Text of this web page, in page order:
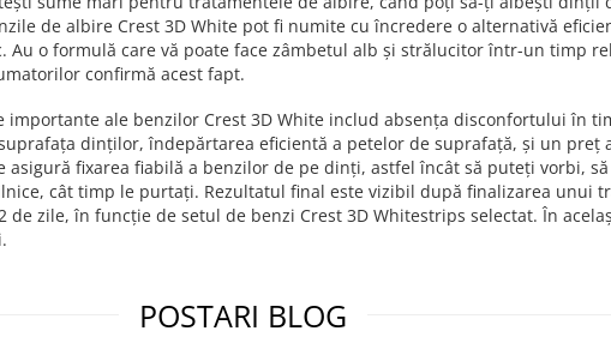
de albire Crest 3D White pot fi numite cu încredere o alternativă
Au o formulă care vă poate face zâmbetul alb și strălucitor într-un timp
confirmă acest fapt.
importante ale benzilor Crest 3D White includ absența disconfortului în
dinților, îndepărtarea eficientă a petelor de suprafață, și un preț
asigură fixarea fiabilă a benzilor de pe dinți, astfel încât să puteți vorbi,
cât timp le purtați. Rezultatul final este vizibil după finalizarea unui
de zile, în funcție de setul de benzi Crest 3D Whitestrips selectat. În
POSTARI BLOG